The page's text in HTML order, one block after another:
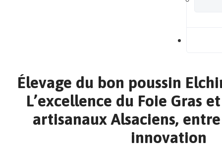
Élevage du bon poussin
L’excellence du Foie Gras
artisanaux Alsaciens,
innovation